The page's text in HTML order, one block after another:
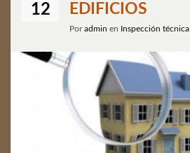
12
EDIFICIOS
Poradmin en Inspección técnica